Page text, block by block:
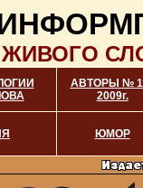
АВТОРЫ №
2009г.
ЮМОР